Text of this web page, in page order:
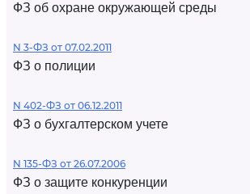
ФЗ об охране окружающей среды
N 3-ФЗ от 07.02.2011
ФЗ о полиции
N 402-ФЗ от 06.12.2011
ФЗ о бухгалтерском учете
N 135-ФЗ от 26.07.2006
ФЗ о защите конкуренции